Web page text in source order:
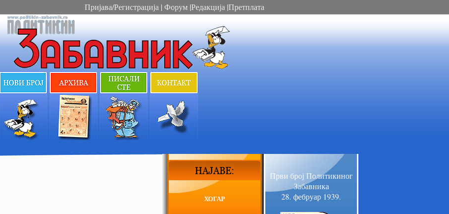
Пријава/Регистрација | Форум |Редакција |Претплата
ХОГАР
Први број Политикиног
Забавника
28. фебруар 1939.